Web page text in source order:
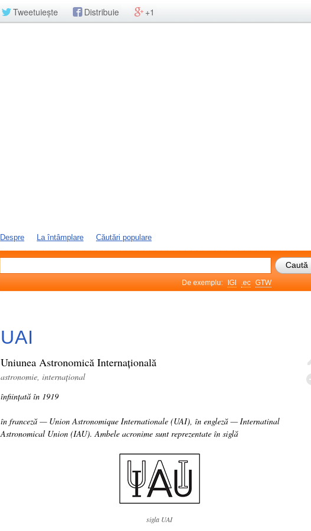
Tweetuiește Distribuie +1
Despre La întâmplare Căutări populare
De exemplu: IGI .ec GTW
UAI
Uniunea Astronomică Internațională
astronomie, internațional
înființată în 1919
în franceză — Union Astronomique Internationale (UAI), în engleză — Internatinal
Astronomical Union (IAU). Ambele acronime sunt reprezentate în siglă
sigla UAI